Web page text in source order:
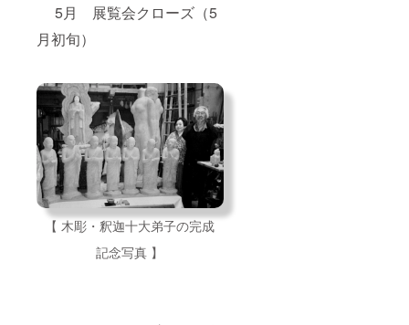
5月 展覧会クローズ（5
月初旬）
【 木彫・釈迦十大弟子の完成
記念写真 】